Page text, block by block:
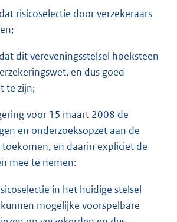
risicoselectie door verzekeraars
dit vereveningsstelsel hoeksteen
en dus goed
te zijn;
voor 15 maart 2008 de
en onderzoeksopzet aan de
en daarin expliciet de
mee te nemen:
in het huidige stelsel
mogelijke voorspelbare